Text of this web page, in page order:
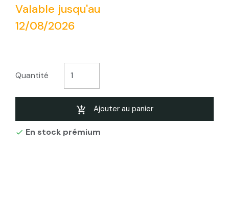
Valable jusqu'au
12/08/2026
Quantité
Ajouter au panier
 En stock prémium